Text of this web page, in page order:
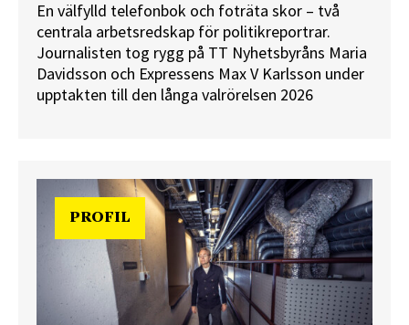
En välfylld telefonbok och foträta skor – två
centrala arbetsredskap för politikreportrar.
Journalisten tog rygg på TT Nyhetsbyråns Maria
Davidsson och Expressens Max V Karlsson under
upptakten till den långa valrörelsen 2026
PROFIL